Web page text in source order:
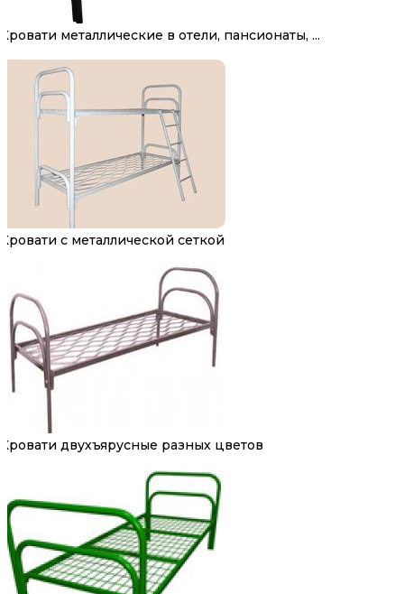
Кровати металлические в отели, пансионаты, ...
Кровати с металлической сеткой
Кровати двухъярусные разных цветов